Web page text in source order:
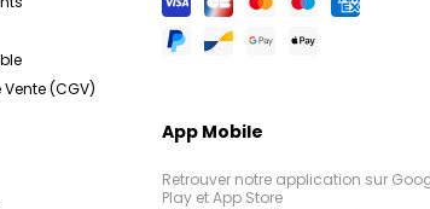
(CGV)
App Mobile
Retrouver notre application sur
Play et App Store